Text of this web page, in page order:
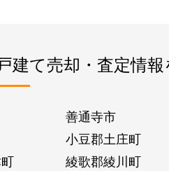
建て売却・査定情
善通寺市
小豆郡土庄町
綾歌郡綾川町